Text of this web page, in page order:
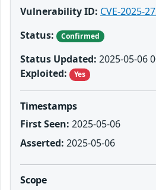
Vulnerability ID: CVE-2025-
Status:
Confirmed
Status Updated: 2025-05-06
Exploited:
Yes
Timestamps
First Seen: 2025-05-06
Asserted: 2025-05-06
Scope